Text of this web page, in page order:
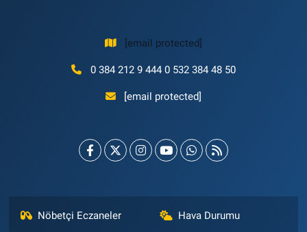
[email protected]
0 384 212 9 444 0 532 384 48 50
[email protected]
Nöbetçi Eczaneler Hava Durumu